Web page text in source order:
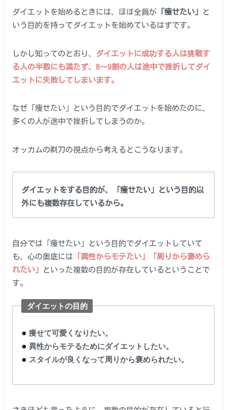
ダイエットを始めるときには、ほぼ全員が 「痩せたい」
と
いう目的を持ってダイエットを始めているはずです。
しかし知ってのとおり、
ダイエットに成功する人は挑戦す
る人の半数にも満たず、8～9割の人は途中で挫折してダイ
エットに失敗してしまいます。
なぜ「痩せたい」という目的でダイエットを始めたのに、
多くの人が途中で挫折してしまうのか。
オッカムの剃刀の視点から考えるとこうなります。
ダイエットをする目的が、「痩せたい」という目的以
外にも複数存在しているから。
自分では「痩せたい」という目的でダイエットしていて
も、心の奥底には 「異性からモテたい」「周りから褒めら
れたい」
といった複数の目的が存在しているということで
す。
ダイエットの目的
痩せて可愛くなりたい。
異性からモテるためにダイエットしたい。
スタイルが良くなって周りから褒められたい。